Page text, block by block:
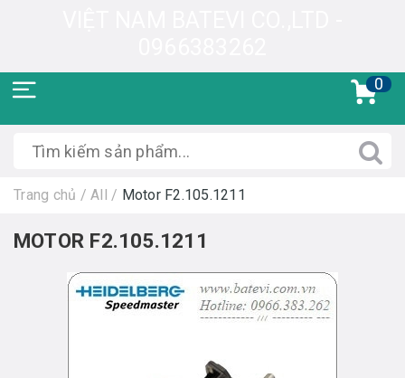
0
Trang chủ / All / Motor F2.105.1211
MOTOR F2.105.1211